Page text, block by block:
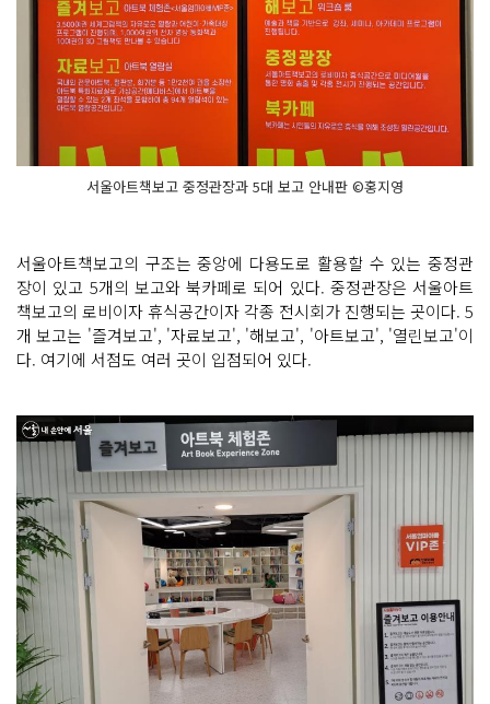
서울아트책보고 중정관장과 5대 보고 안내판 ©홍지영
서울아트책보고의 구조는 중앙에 다용도로 활용할 수 있는 중정관
장이 있고 5개의 보고와 북카페로 되어 있다. 중정관장은 서울아트
책보고의 로비이자 휴식공간이자 각종 전시회가 진행되는 곳이다. 5
개 보고는 '즐겨보고', '자료보고', '해보고', '아트보고', '열린보고'이
다. 여기에 서점도 여러 곳이 입점되어 있다.